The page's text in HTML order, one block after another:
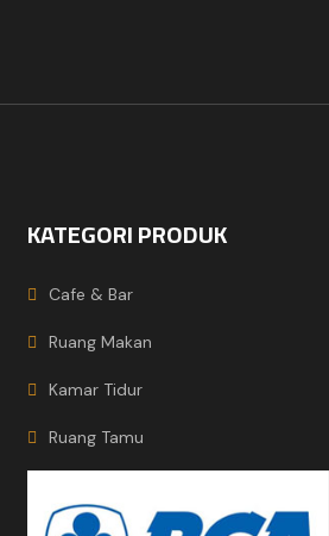
KATEGORI PRODUK
Cafe & Bar
Ruang Makan
Kamar Tidur
Ruang Tamu